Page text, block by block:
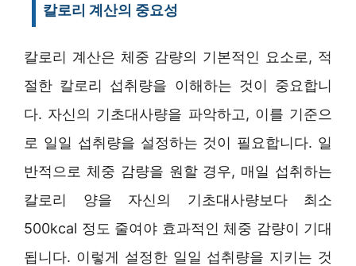
칼로리 계산의 중요성
칼로리 계산은 체중 감량의 기본적인 요소로, 적
절한 칼로리 섭취량을 이해하는 것이 중요합니
다. 자신의 기초대사량을 파악하고, 이를 기준으
로 일일 섭취량을 설정하는 것이 필요합니다. 일
반적으로 체중 감량을 원할 경우, 매일 섭취하는
칼로리 양을 자신의 기초대사량보다 최소
500kcal 정도 줄여야 효과적인 체중 감량이 기대
됩니다. 이렇게 설정한 일일 섭취량을 지키는 것